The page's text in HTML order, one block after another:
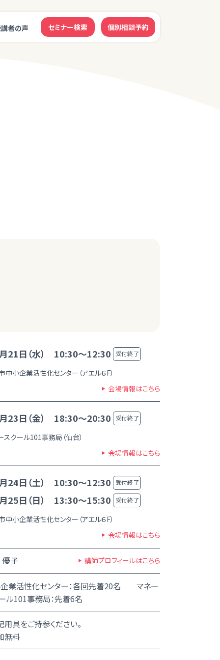
者の声 セミナー検索 個別相談予約
21日（水） 10:30～12:30 受付終了
中小企業活性化センター（アエル６F）
会場情報はこちら
23日（金） 18:30～20:30 受付終了
スクール101事務局（仙台）
会場情報はこちら
24日（土） 10:30～12:30 受付終了
25日（日） 13:30～15:30 受付終了
中小企業活性化センター（アエル６F）
会場情報はこちら
優子 講師プロフィールはこちら
業活性化センター：各回先着20名 マネー
ル101事務局：先着6名
用具をご持参ください。
無料